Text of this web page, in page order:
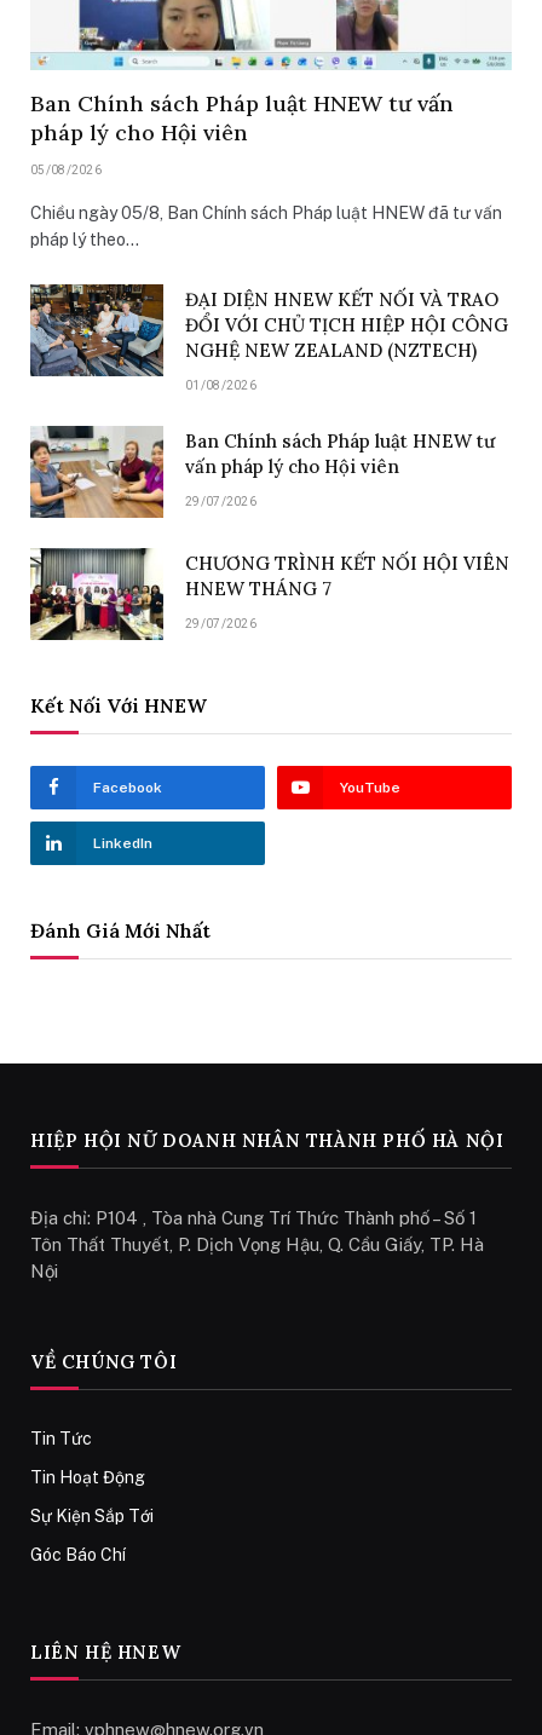
Ban Chính sách Pháp luật HNEW tư vấn
pháp lý cho Hội viên
05/08/2026
Chiều ngày 05/8, Ban Chính sách Pháp luật HNEW đã tư vấn
pháp lý theo…
ĐẠI DIỆN HNEW KẾT NỐI VÀ TRAO
ĐỔI VỚI CHỦ TỊCH HIỆP HỘI CÔNG
NGHỆ NEW ZEALAND (NZTECH)
01/08/2026
Ban Chính sách Pháp luật HNEW tư
vấn pháp lý cho Hội viên
29/07/2026
CHƯƠNG TRÌNH KẾT NỐI HỘI VIÊN
HNEW THÁNG 7
29/07/2026
Kết Nối Với HNEW
Facebook YouTube
LinkedIn
Đánh Giá Mới Nhất
HIỆP HỘI NỮ DOANH NHÂN THÀNH PHỐ HÀ NỘI
Địa chỉ: P104 , Tòa nhà Cung Trí Thức Thành phố – Số 1
Tôn Thất Thuyết, P. Dịch Vọng Hậu, Q. Cầu Giấy, TP. Hà
Nội
VỀ CHÚNG TÔI
Tin Tức
Tin Hoạt Động
Sự Kiện Sắp Tới
Góc Báo Chí
LIÊN HỆ HNEW
Email: vphnew@hnew.org.vn